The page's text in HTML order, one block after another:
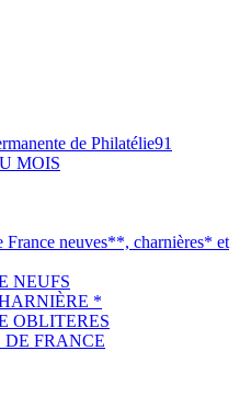
de Philatélie91
MOIS
France neuves**, charnières* et
NEUFS
*
OBLITERES
DE FRANCE